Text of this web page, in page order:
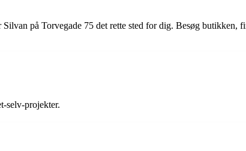
på Torvegade 75 det rette sted for dig. Besøg butikken,
selv-projekter.